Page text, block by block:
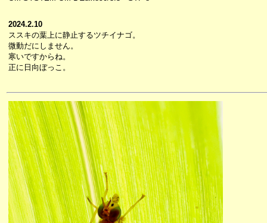
2024.2.10
ススキの葉上に静止するツチイナゴ。
微動だにしません。
寒いですからね。
正に日向ぼっこ。